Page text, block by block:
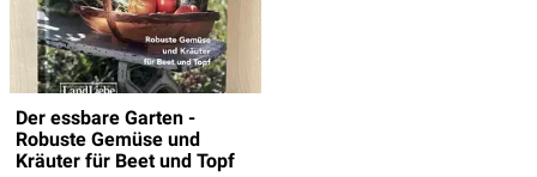
Der essbare Garten -
Robuste Gemüse und
Kräuter für Beet und Topf